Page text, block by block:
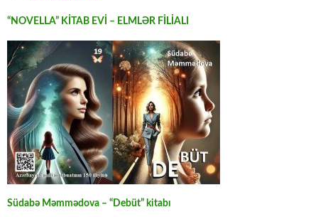
“NOVELLA” KİTAB EVİ – ELMLƏR FİLİALI
Südabə Məmmədova – “Debüt” kitabı